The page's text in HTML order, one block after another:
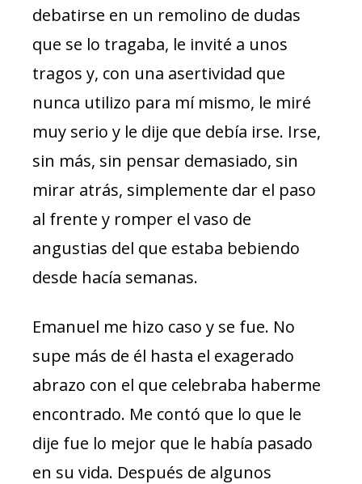
debatirse en un remolino de dudas
que se lo tragaba, le invité a unos
tragos y, con una asertividad que
nunca utilizo para mí mismo, le miré
muy serio y le dije que debía irse. Irse,
sin más, sin pensar demasiado, sin
mirar atrás, simplemente dar el paso
al frente y romper el vaso de
angustias del que estaba bebiendo
desde hacía semanas.
Emanuel me hizo caso y se fue. No
supe más de él hasta el exagerado
abrazo con el que celebraba haberme
encontrado. Me contó que lo que le
dije fue lo mejor que le había pasado
en su vida. Después de algunos